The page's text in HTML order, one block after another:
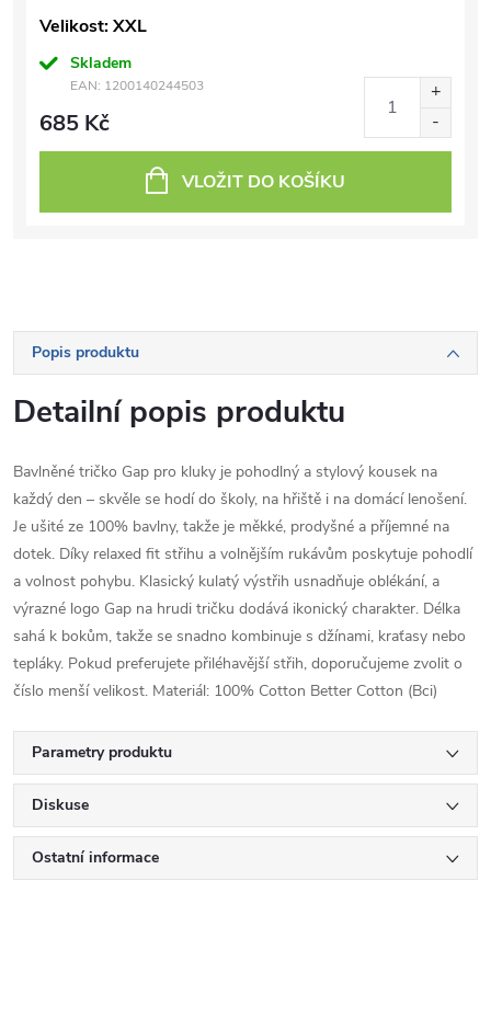
Velikost: XXL
Skladem
EAN: 1200140244503
685 Kč
VLOŽIT DO KOŠÍKU
Popis produktu
Detailní popis produktu
Bavlněné tričko Gap pro kluky je pohodlný a stylový kousek na
každý den – skvěle se hodí do školy, na hřiště i na domácí lenošení.
Je ušité ze 100% bavlny, takže je měkké, prodyšné a příjemné na
dotek. Díky relaxed fit střihu a volnějším rukávům poskytuje pohodlí
a volnost pohybu. Klasický kulatý výstřih usnadňuje oblékání, a
výrazné logo Gap na hrudi tričku dodává ikonický charakter. Délka
sahá k bokům, takže se snadno kombinuje s džínami, kraťasy nebo
tepláky. Pokud preferujete přiléhavější střih, doporučujeme zvolit o
číslo menší velikost. Materiál: 100% Cotton Better Cotton (Bci)
Parametry produktu
Diskuse
Ostatní informace